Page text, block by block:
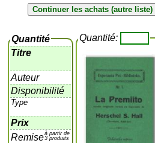
Quantité
Titre
Auteur
Disponibilité
Type
Prix
Remiseà partir de
3 produits
Quantité: